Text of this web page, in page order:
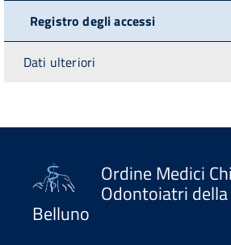
Registro degli accessi
Dati ulteriori
Ordine Medici
Odontoiatri
Belluno